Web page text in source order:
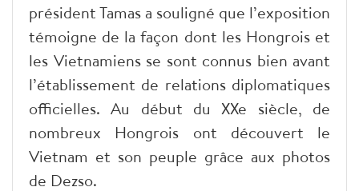
président Tamas a souligné que l’exposition
témoigne de la façon dont les Hongrois et
les Vietnamiens se sont connus bien avant
l’établissement de relations diplomatiques
officielles. Au début du XXe siècle, de
nombreux Hongrois ont découvert le
Vietnam et son peuple grâce aux photos
de Dezso.